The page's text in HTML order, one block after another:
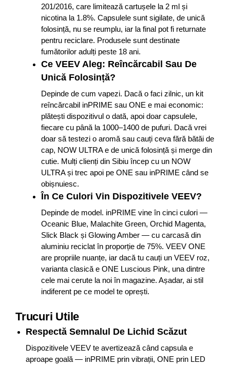
201/2016, care limitează cartușele la 2 ml și
nicotina la 1.8%. Capsulele sunt sigilate, de unică
folosință, nu se reumplu, iar la final pot fi returnate
pentru reciclare. Produsele sunt destinate
fumătorilor adulți peste 18 ani.
Ce VEEV Aleg: Reîncărcabil Sau De
Unică Folosință?
Depinde de cum vapezi. Dacă o faci zilnic, un kit
reîncărcabil inPRIME sau ONE e mai economic:
plătești dispozitivul o dată, apoi doar capsulele,
fiecare cu până la 1000–1400 de pufuri. Dacă vrei
doar să testezi o aromă sau cauți ceva fără bătăi de
cap, NOW ULTRA e de unică folosință și merge din
cutie. Mulți clienți din Sibiu încep cu un NOW
ULTRA și trec apoi pe ONE sau inPRIME când se
obișnuiesc.
În Ce Culori Vin Dispozitivele VEEV?
Depinde de model. inPRIME vine în cinci culori —
Oceanic Blue, Malachite Green, Orchid Magenta,
Slick Black și Glowing Amber — cu carcasă din
aluminiu reciclat în proporție de 75%. VEEV ONE
are propriile nuanțe, iar dacă tu cauți un VEEV roz,
varianta clasică e ONE Luscious Pink, una dintre
cele mai cerute la noi în magazine. Așadar, ai stil
indiferent pe ce model te oprești.
Trucuri Utile
Respectă Semnalul De Lichid Scăzut
Dispozitivele VEEV te avertizează când capsula e
aproape goală — inPRIME prin vibrații, ONE prin LED